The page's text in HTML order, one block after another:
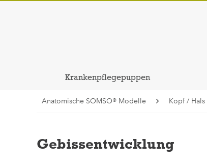
Krankenpflegepuppen
Anatomische SOMSO® Modelle Kopf / Hals
Gebissentwicklung